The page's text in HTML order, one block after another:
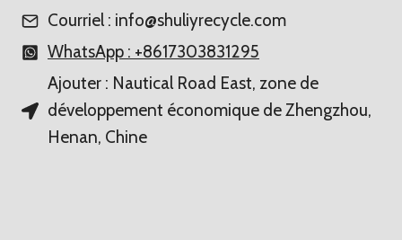
Courriel : info@shuliyrecycle.com
WhatsApp : +8617303831295
Ajouter : Nautical Road East, zone de
développement économique de Zhengzhou,
Henan, Chine
Chat